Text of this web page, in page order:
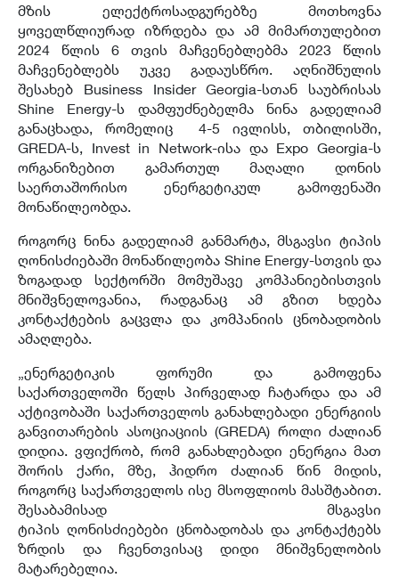
მზის ელექტროსადგურებზე მოთხოვნა
ყოველწლიურად იზრდება და ამ მიმართულებით
2024 წლის 6 თვის მაჩვენებლებმა 2023 წლის
მაჩვენებლებს უკვე გადაუსწრო. აღნიშნულის
შესახებ Business Insider Georgia-სთან საუბრისას
Shine Energy-ს დამფუძნებელმა ნინა გადელიამ
განაცხადა, რომელიც 4-5 ივლისს, თბილისში,
GREDA-ს, Invest in Network-ისა და Expo Georgia-ს
ორგანიზებით გამართულ მაღალი დონის
საერთაშორისო ენერგეტიკულ გამოფენაში
მონაწილეობდა.
როგორც ნინა გადელიამ განმარტა, მსგავსი ტიპის
ღონისძიებაში მონაწილეობა Shine Energy-სთვის და
ზოგადად სექტორში მომუშავე კომპანიებისთვის
მნიშვნელოვანია, რადგანაც ამ გზით ხდება
კონტაქტების გაცვლა და კომპანიის ცნობადობის
ამაღლება.
„ენერგეტიკის ფორუმი და გამოფენა
საქართველოში წელს პირველად ჩატარდა და ამ
აქტივობაში საქართველოს განახლებადი ენერგიის
განვითარების ასოციაციის (GREDA) როლი ძალიან
დიდია. ვფიქრობ, რომ განახლებადი ენერგია მათ
შორის ქარი, მზე, ჰიდრო ძალიან წინ მიდის,
როგორც საქართველოს ისე მსოფლიოს მასშტაბით.
შესაბამისად მსგავსი
ტიპის ღონისძიებები ცნობადობას და კონტაქტებს
ზრდის და ჩვენთვისაც დიდი მნიშვნელობის
მატარებელია.